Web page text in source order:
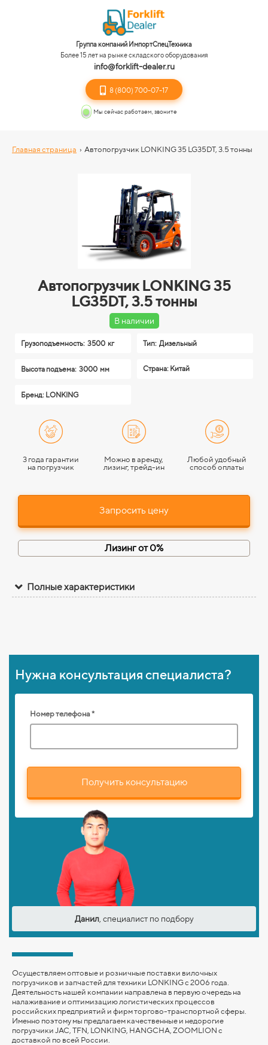
Группа компаний ИмпортСпецТехника
Более 15 лет на рынке складского оборудования
info@forklift-dealer.ru
8 (800) 700-07-17
Мы сейчас работаем, звоните
Главная страница › Автопогрузчик LONKING 35 LG35DT, 3.5 тонны
Автопогрузчик LONKING 35
LG35DT, 3.5 тонны
В наличии
Грузоподъемность: 3500 кг Тип: Дизельный
Высота подъема: 3000 мм Страна: Китай
Бренд: LONKING
3 года гарантии
на погрузчик
Можно в аренду,
лизинг, трейд-ин
Любой удобный
способ оплаты
Запросить цену
Лизинг от 0%
Полные характеристики
Нужна консультация специалиста?
Номер телефона *
Получить консультацию
Данил, специалист по подбору
Осуществляем оптовые и розничные поставки вилочных
погрузчиков и запчастей для техники LONKING с 2006 года.
Деятельность нашей компании направлена в первую очередь на
налаживание и оптимизацию логистических процессов
российских предприятий и фирм торгово-транспортной сферы.
Именно поэтому мы предлагаем качественные и недорогие
погрузчики JAC, TFN, LONKING, HANGCHA, ZOOMLION с
доставкой по всей России.